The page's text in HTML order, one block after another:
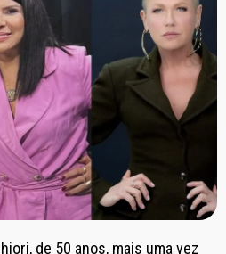
de 50 anos, mais uma vez